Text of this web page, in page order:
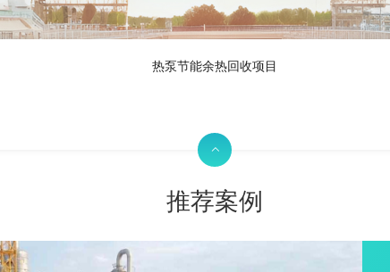
热泵节能余热回收项目

推荐案例